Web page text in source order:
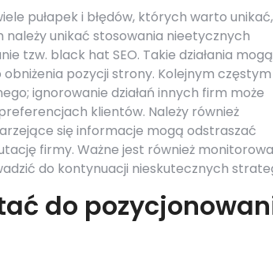
pułapek i błędów, których warto unikać,
unikać stosowania nieetycznych
tzw. black hat SEO. Takie działania mogą
pozycji strony. Kolejnym częstym
ignorowanie działań innych firm może
klientów. Należy również
się informacje mogą odstraszać
firmy. Ważne jest również
do kontynuacji nieskutecznych
do